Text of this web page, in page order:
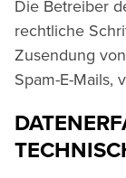
Die Betreiber
rechtliche
Zusendung
Spam-E-Mails,